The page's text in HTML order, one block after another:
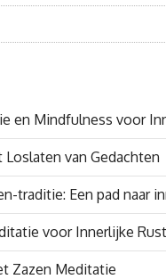
en Mindfulness voor
van Gedachten
traditie: Een pad naar
voor Innerlijke Rust
Zazen Meditatie